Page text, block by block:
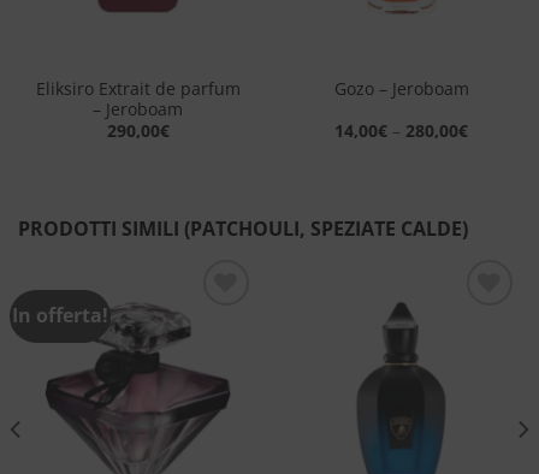
Eliksiro Extrait de parfum
– Jeroboam
290,00€
Gozo – Jeroboam
14,00€ – 280,00€
PRODOTTI SIMILI (PATCHOULI, SPEZIATE CALDE)
In offerta!
Aggiungi
dei
desideri
desideri